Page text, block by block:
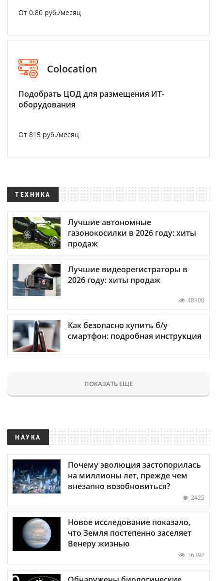
От 0.80 руб./месяц
Colocation
Подобрать ЦОД для размещения ИТ-
оборудования
От 815 руб./месяц
ТЕХНИКА
Лучшие автономные
газонокосилки в 2026 году: хиты
продаж
Лучшие видеорегистраторы в
2026 году: хиты продаж
48900
Как безопасно купить б/у
смартфон: подробная инструкция
ПОКАЗАТЬ ЕЩЕ
НАУКА
Почему эволюция застопорилась
на миллионы лет, прежде чем
внезапно возобновиться?
2425
Новое исследование показало,
что Земля постепенно заселяет
Венеру жизнью
36392